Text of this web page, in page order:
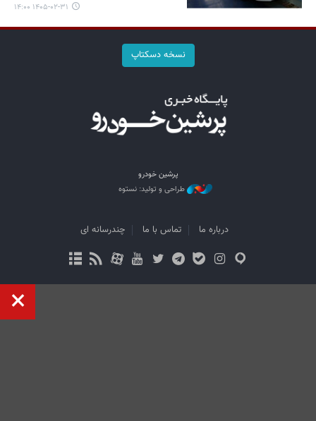
۱۴۰۵-۰۲-۳۱ ۱۴:۰۰
نسخه دسکتاپ
پرشین خودرو
طراحی و تولید: نستوه
درباره ما تماس با ما چندرسانه ای